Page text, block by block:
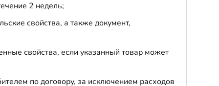
2 недель;
свойства, а также документ,
свойства, если указанный товар может
по договору, за исключением расходов